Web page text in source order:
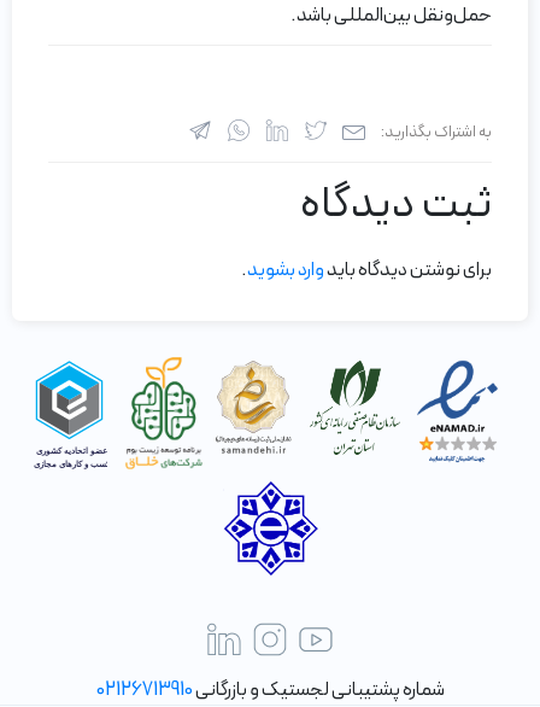
حمل‌و‌نقل بین‌المللی باشد.
به اشتراک بگذارید:
ثبت دیدگاه
برای نوشتن دیدگاه بایدوارد بشوید.
شماره پشتیبانی لجستیک و بازرگانی02126713910